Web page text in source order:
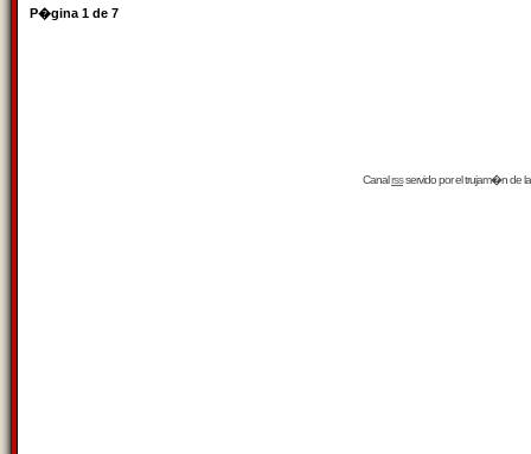
P�gina 1 de 7
Canalrssservido por eltrujam�nde